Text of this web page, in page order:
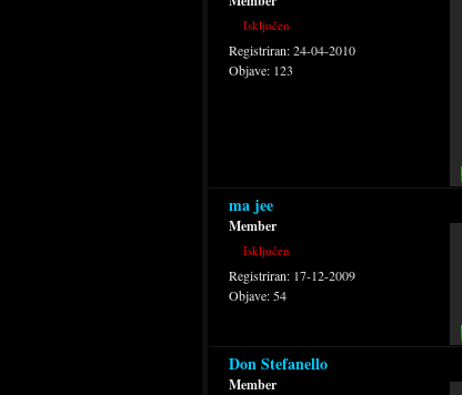
Isključen
Registriran:24-04-2010
Objave: 123
ma jee
Member
Isključen
Registriran: 17-12-2009
Objave: 54
Don Stefanello
Member